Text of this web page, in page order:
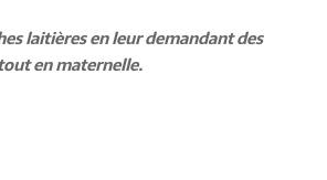
laitières en leur demandant des
en maternelle.